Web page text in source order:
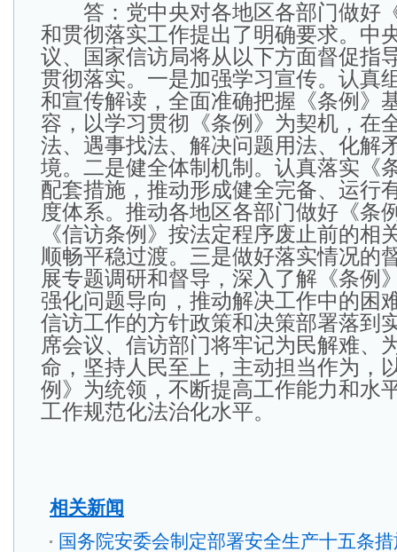
答：党中央对各地区各部门做好
和贯彻落实工作提出了明确要求。中
议、国家信访局将从以下方面督促指
贯彻落实。一是加强学习宣传。认真
和宣传解读，全面准确把握《条例》
容，以学习贯彻《条例》为契机，在
法、遇事找法、解决问题用法、化解
境。二是健全体制机制。认真落实《
配套措施，推动形成健全完备、运行
度体系。推动各地区各部门做好《条
《信访条例》按法定程序废止前的相
顺畅平稳过渡。三是做好落实情况的
展专题调研和督导，深入了解《条例
强化问题导向，推动解决工作中的困
信访工作的方针政策和决策部署落到
席会议、信访部门将牢记为民解难、
命，坚持人民至上，主动担当作为，
例》为统领，不断提高工作能力和水
工作规范化法治化水平。
相关新闻
国务院安委会制定部署安全生产十五条